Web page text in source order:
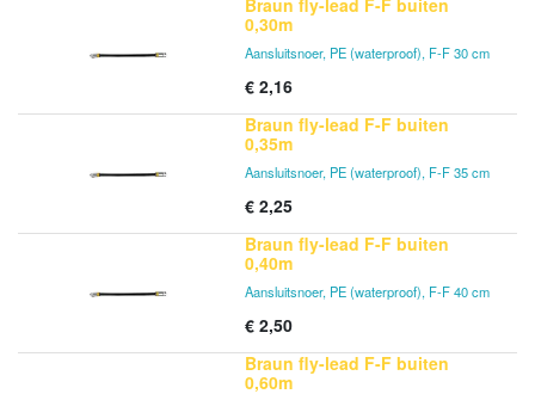
Braun fly-lead F-F buiten
0,30m
Aansluitsnoer, PE (waterproof), F-F 30 cm
€ 2,16
Braun fly-lead F-F buiten
0,35m
Aansluitsnoer, PE (waterproof), F-F 35 cm
€ 2,25
Braun fly-lead F-F buiten
0,40m
Aansluitsnoer, PE (waterproof), F-F 40 cm
€ 2,50
Braun fly-lead F-F buiten
0,60m